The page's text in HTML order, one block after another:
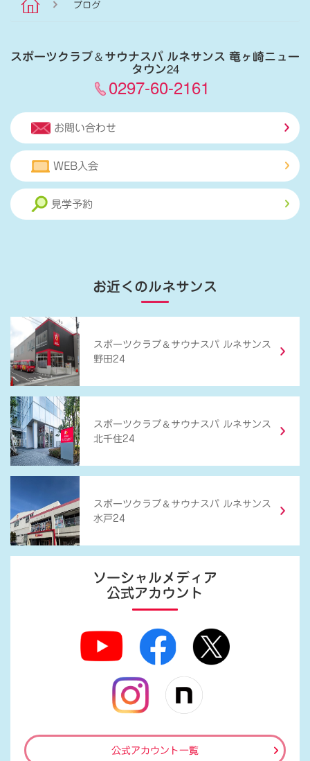
ブログ
スポーツクラブ＆サウナスパ ルネサンス 竜ヶ崎ニュー
タウン24
0297-60-2161
お問い合わせ
WEB入会
見学予約
お近くのルネサンス
スポーツクラブ ＆ サウナスパ ルネサンス
野田24
スポーツクラブ ＆ サウナスパ ルネサンス
北千住24
スポーツクラブ ＆ サウナスパ ルネサンス
水戸24
ソーシャルメディア
公式アカウント
公式アカウント一覧